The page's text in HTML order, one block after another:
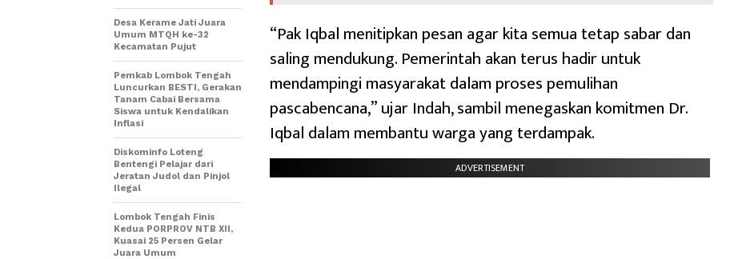
“Pak Iqbal menitipkan pesan agar kita semua tetap sabar dan
saling mendukung. Pemerintah akan terus hadir untuk
mendampingi masyarakat dalam proses pemulihan
pascabencana,” ujar Indah, sambil menegaskan komitmen Dr.
Iqbal dalam membantu warga yang terdampak.
ADVERTISEMENT
Desa Kerame Jati Juara
Umum MTQH ke-32
Kecamatan Pujut
Pemkab Lombok Tengah
Luncurkan BESTI, Gerakan
Tanam Cabai Bersama
Siswa untuk Kendalikan
Inflasi
Diskominfo Loteng
Bentengi Pelajar dari
Jeratan Judol dan Pinjol
Ilegal
Lombok Tengah Finis
Kedua PORPROV NTB XII,
Kuasai 25 Persen Gelar
Juara Umum